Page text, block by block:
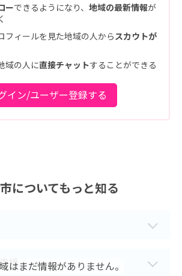
ーできるようになり、 地域の最新情報が
フィールを見た地域の人から スカウトが
域の人に直接チャットすることができる
イン/ユーザー登録する
についてもっと知る
はまだ情報がありません。
援